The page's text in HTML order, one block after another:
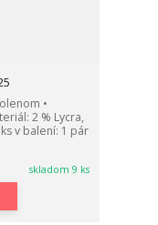
•
2 % Lycra,
v balení: 1 pár
skladom 9 ks